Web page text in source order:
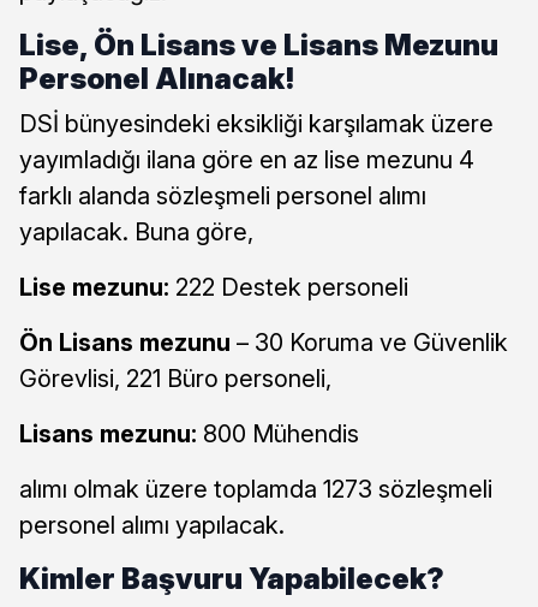
Lise, Ön Lisans ve Lisans Mezunu
Personel Alınacak!
DSİ bünyesindeki eksikliği karşılamak üzere
yayımladığı ilana göre en az lise mezunu 4
farklı alanda sözleşmeli personel alımı
yapılacak. Buna göre,
Lise mezunu: 222 Destek personeli
Ön Lisans mezunu – 30 Koruma ve Güvenlik
Görevlisi, 221 Büro personeli,
Lisans mezunu: 800 Mühendis
alımı olmak üzere toplamda 1273 sözleşmeli
personel alımı yapılacak.
Kimler Başvuru Yapabilecek?